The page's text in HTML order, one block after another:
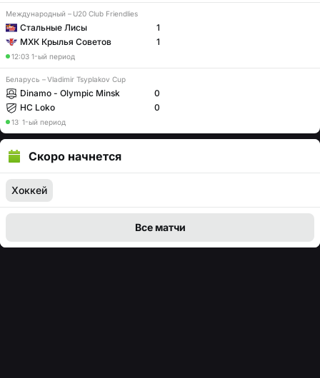
Международный – U20 Club Friendlies
Стальные Лисы
МХК Крылья Советов
12:03 1-ый период
1
1
Беларусь – Vladimir Tsyplakov Cup
Dinamo - Olympic Minsk
HC Loko
13 1-ый период
0
0
Скоро начнется
Хоккей
Все матчи